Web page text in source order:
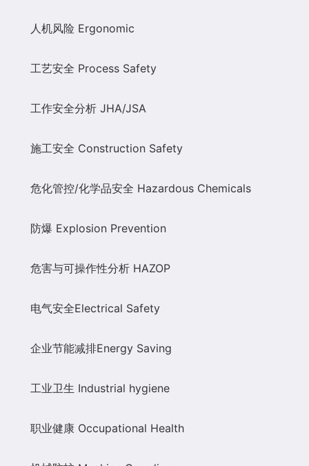
人机风险 Ergonomic
工艺安全 Process Safety
工作安全分析 JHA/JSA
施工安全 Construction Safety
危化管控/化学品安全 Hazardous Chemicals
防爆 Explosion Prevention
危害与可操作性分析 HAZOP
电气安全Electrical Safety
企业节能减排Energy Saving
工业卫生 Industrial hygiene
职业健康 Occupational Health